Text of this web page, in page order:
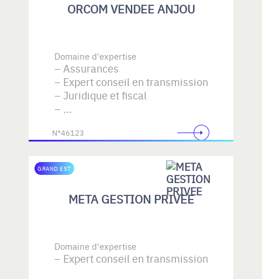
ORCOM VENDEE ANJOU
Domaine d'expertise
Assurances
Expert conseil en transmission
Juridique et fiscal
...
N°46123
GRAND EST
META GESTION PRIVEE
Domaine d'expertise
Expert conseil en transmission